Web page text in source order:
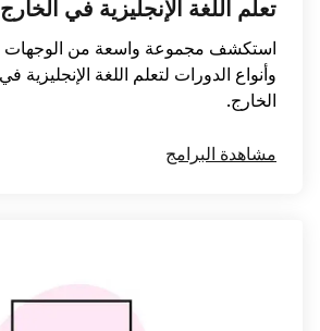
تعلم اللغة الإنجليزية في الخارج
استكشف مجموعة واسعة من الوجهات
وأنواع الدورات لتعلم اللغة الإنجليزية
الخارج.
مشاهدة البرامج